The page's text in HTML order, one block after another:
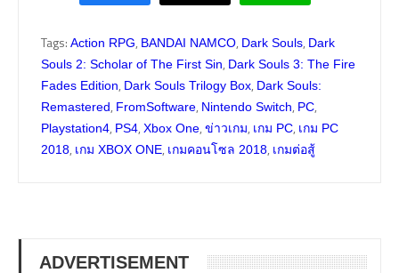
Tags: Action RPG, BANDAI NAMCO, Dark Souls, Dark
Souls 2: Scholar of The First Sin, Dark Souls 3: The Fire
Fades Edition, Dark Souls Trilogy Box, Dark Souls:
Remastered, FromSoftware, Nintendo Switch, PC,
Playstation4, PS4, Xbox One, ข่าวเกม, เกม PC, เกม PC
2018, เกม XBOX ONE, เกมคอนโซล 2018, เกมต่อสู้
ADVERTISEMENT